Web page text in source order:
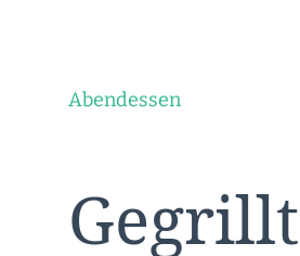
Abendessen